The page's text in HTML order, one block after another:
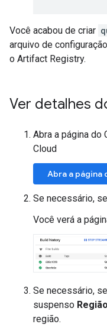
Você acabou de criar
arquivo de
o Artifact Registry.
Ver detalhes
Abra a página do
Cloud
Abra a página
Se necessário,
Você verá a
Se necessário,
suspenso Região
região.